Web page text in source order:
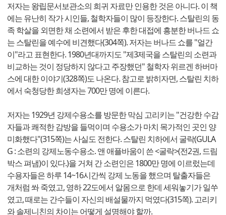
저자는 왕립문서보관소의 희귀 자료만 인용한 것은 아니다. 이 책
에는 유난히 작가 시인들, 철학자들이 많이 등장한다. 스탈린의 동
족 학살을 외면한 채 소련에서 받은 후한 대접에 흥분한 버나드 쇼
는 스탈린을 예수에 비견했다(304쪽). 저자는 버나드 쇼를 "얼간
이"라고 표현한다. 1980년대까지도 "제3제국을 스탈린의 소련과
비교하는 것이 정당하지 않다고 주장했던" 철학자 위르겐 하버마
스에 대한 이야기(328쪽)도 나온다. 참고로 밝히자면, 스탈린 치하
에서 숙청당한 희생자는 700만 명에 이른다.
저자는 1929년 강제수용소를 방문한 막심 고리키는 "건강한 수감
자들과 쾌적한 감방을 들먹이며 수용소가 마치 목가적인 곳인 양
미화했다"(315쪽)는 사실도 전한다. 스탈린 치하에서 굴락(GULA
G : 소련의 강제노동수용소. 앤 애플바움이 쓴 <굴락>(전2권, 드림
박스 펴냄)이 있다.)을 거쳐 간 소련인은 1800만 명에 이르렀는데
수용자들은 하루 14~16시간씩 강제 노동을 했으며 탈출자들은
개처럼 쏴 죽였고, 영하 22도에서 알몸으로 한데 세워놓기가 일쑤
였고, 때로는 간수들이 자신의 배설물까지 먹였다(315쪽). 고리키
와 솔제니친의 차이는 어떻게 설명해야 할까.